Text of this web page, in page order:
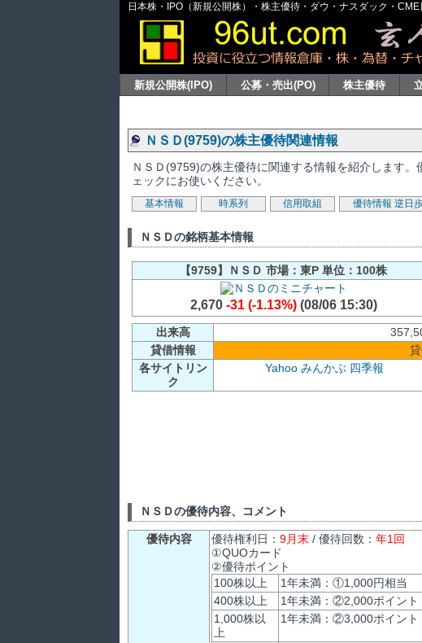
日本株・IPO（新規公開株）・株主優待・ダウ・ナスダック・
新規公開株(IPO) 公募・売出(PO) 株主優待
ＮＳＤ(9759)の株主優待関連情報
ＮＳＤ(9759)の株主優待に関連する情報を紹介します
ェックにお使いください。
基本情報 時系列 信用取組 優待情報 逆日
ＮＳＤの銘柄基本情報
【9759】ＮＳＤ 市場：東P 単位：100株
2,670 -31 (-1.13%)(08/06 15:30)
出来高
貸借情報
各サイトリン
ク
Yahoo みんかぶ 四季報
ＮＳＤの優待内容、コメント
優待内容 優待権利日： 9月末 / 優待回数： 年1回
①QUOカード
②優待ポイント
100株以上
1年未満：①1,000円相
400株以上
1年未満：②2,000ポイ
1,000株以
上
1年未満：②3,000ポイ